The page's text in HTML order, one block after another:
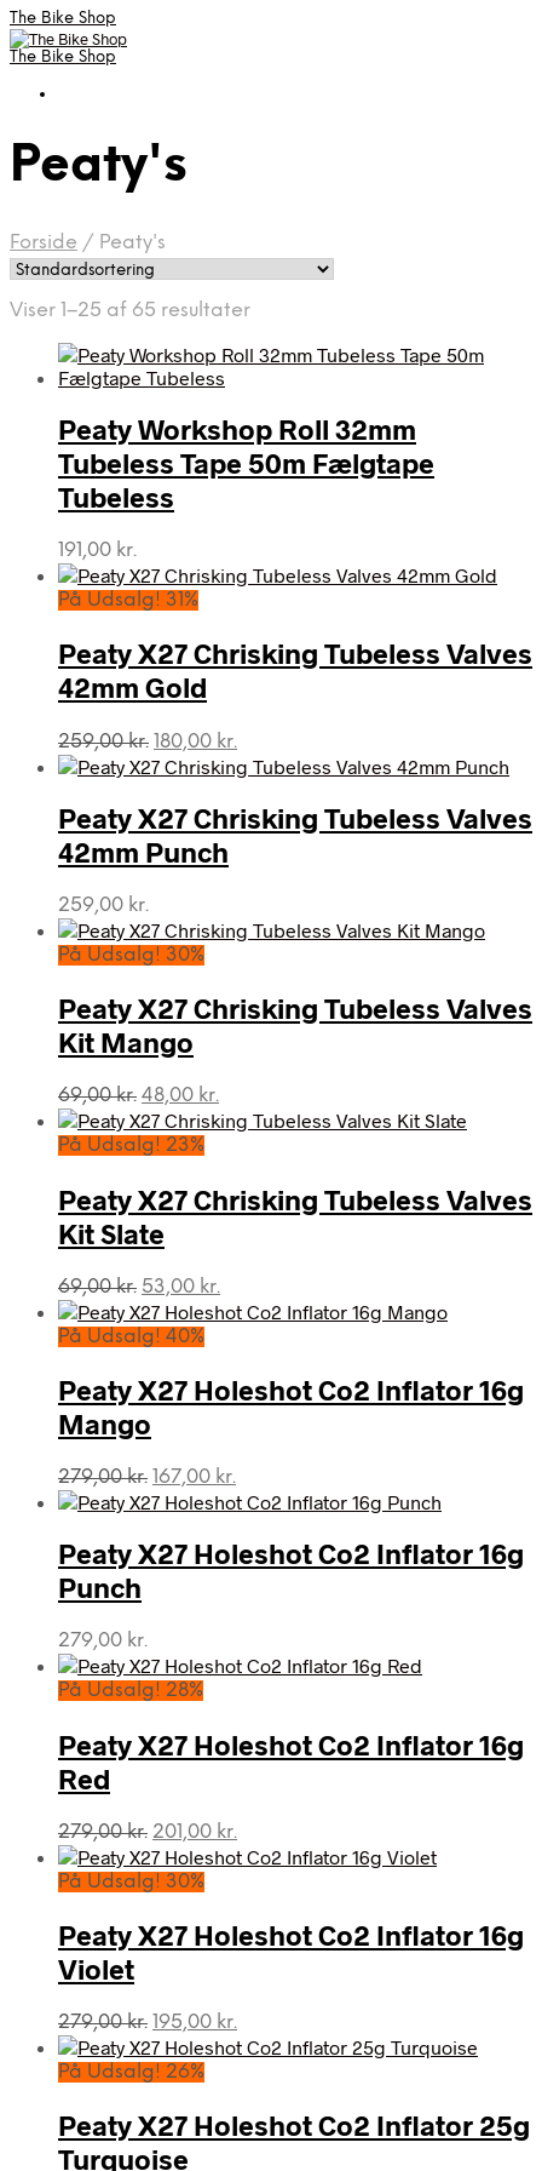
The Bike Shop
The Bike Shop
Peaty's
Forside / Peaty's
Viser 1–25 af 65 resultater
Peaty Workshop Roll 32mm
Tubeless Tape 50m Fælgtape
Tubeless
191,00 kr.
På Udsalg! 31%
Peaty X27 Chrisking Tubeless Valves
42mm Gold
259,00kr. Den
oprindelige
var:
259,00 kr..
180,00 kr.
aktuelle
er:
180,00 kr..
Peaty X27 Chrisking Tubeless Valves
42mm Punch
259,00 kr.
På Udsalg! 30%
Peaty X27 Chrisking Tubeless Valves
Kit Mango
69,00kr. Den
oprindelige
pris
69,00 kr..
48,00 kr.
aktuelle
48,00 kr..
På Udsalg! 23%
Peaty X27 Chrisking Tubeless Valves
Kit Slate
69,00kr. Den
oprindelige
pris
69,00 kr..
53,00 kr.
aktuelle
53,00 kr..
På Udsalg! 40%
Peaty X27 Holeshot Co2 Inflator 16g
Mango
279,00kr. Den
oprindelige
var:
279,00 kr..
167,00 kr.
aktuelle
er:
167,00 kr..
Peaty X27 Holeshot Co2 Inflator 16g
Punch
279,00 kr.
På Udsalg! 28%
Peaty X27 Holeshot Co2 Inflator 16g
Red
279,00kr. Den
oprindelige
pris
279,00 kr..
201,00 kr.
aktuelle
201,00 kr..
På Udsalg! 30%
Peaty X27 Holeshot Co2 Inflator 16g
Violet
279,00kr. Den
oprindelige
pris
279,00 kr..
195,00 kr.
aktuelle
195,00 kr..
På Udsalg! 26%
Peaty X27 Holeshot Co2 Inflator 25g
Turquoise